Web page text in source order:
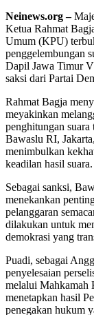
Neinews.org –
Ketua Rahmat
Umum (KPU)
penggelembungan
Dapil Jawa Timur
saksi dari Partai
Rahmat Bagja
meyakinkan
penghitungan
Bawaslu RI,
menimbulkan
keadilan hasil suara.
Sebagai sanksi,
menekankan
pelanggaran
dilakukan untuk
demokrasi yang
Puadi, sebagai
penyelesaian
melalui Mahkamah
menetapkan hasil
penegakan hukum